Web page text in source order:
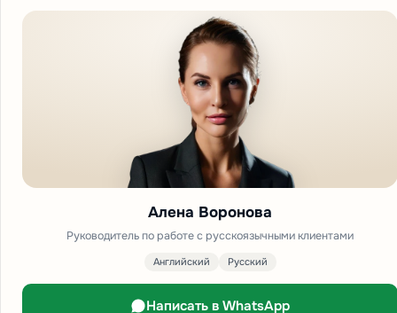
Алена Воронова
Руководитель по работе с русскоязычными клиентами
Английский Русский
Написать в WhatsApp